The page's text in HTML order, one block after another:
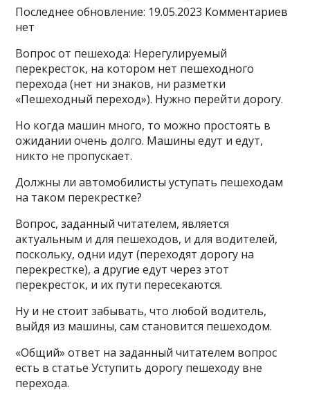
Последнее обновление: 19.05.2023 Комментариев
нет
Вопрос от пешехода: Нерегулируемый
перекресток, на котором нет пешеходного
перехода (нет ни знаков, ни разметки
«Пешеходный переход»). Нужно перейти дорогу.
Но когда машин много, то можно простоять в
ожидании очень долго. Машины едут и едут,
никто не пропускает.
Должны ли автомобилисты уступать пешеходам
на таком перекрестке?
Вопрос, заданный читателем, является
актуальным и для пешеходов, и для водителей,
поскольку, одни идут (переходят дорогу на
перекрестке), а другие едут через этот
перекресток, и их пути пересекаются.
Ну и не стоит забывать, что любой водитель,
выйдя из машины, сам становится пешеходом.
«Общий» ответ на заданный читателем вопрос
есть в статье Уступить дорогу пешеходу вне
перехода.